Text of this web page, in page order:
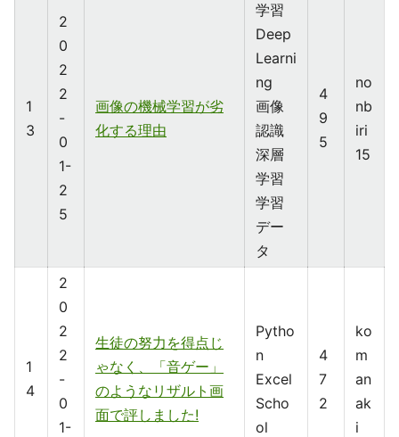
1
3
2
0
2
2
-
0
1-
2
5
画像の機械学習が劣
化する理由
学習
Deep
Learni
ng
画像
認識
深層
学習
学習
デー
タ
4
9
5
no
nb
iri
15
1
4
2
0
2
2
-
0
1-
生徒の努力を得点じ
ゃなく、「音ゲー」
のようなリザルト画
面で評しました!
Pytho
n
Excel
Scho
ol
4
7
2
ko
m
an
ak
i